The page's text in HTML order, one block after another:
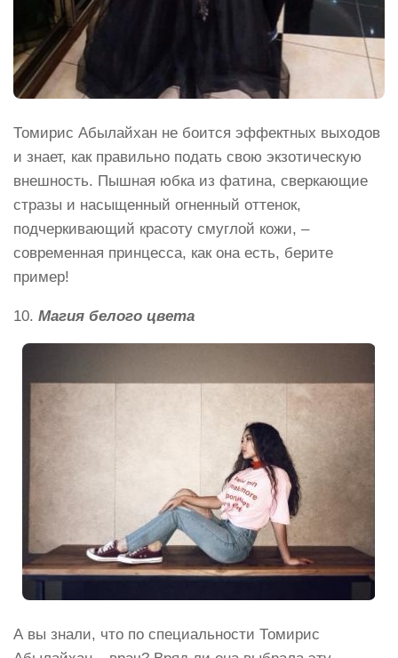
Томирис Абылайхан не боится эффектных выходов
и знает, как правильно подать свою экзотическую
внешность. Пышная юбка из фатина, сверкающие
стразы и насыщенный огненный оттенок,
подчеркивающий красоту смуглой кожи, –
современная принцесса, как она есть, берите
пример!
10. Магия белого цвета
А вы знали, что по специальности Томирис